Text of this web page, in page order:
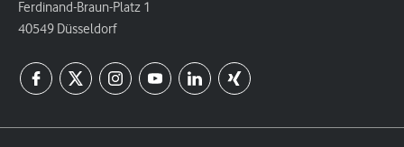
Ferdinand-Braun-Platz 1
40549 Düsseldorf